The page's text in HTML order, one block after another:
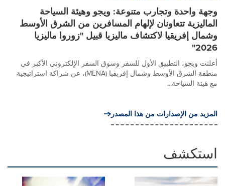
وجهة واحدة وتجارب متنوعة: ويجو وهيئة السياحة
الماليزية تتعاونان لإلهام المسافرين من الشرق الأوسط
وشمال إفريقيا لاكتشاف ماليزيا قبيل "زوروا ماليزيا
2026"
أعلنت ويجو، التطبيق الأول للسفر وسوق السفر الإلكتروني الأكبر في
منطقة الشرق الأوسط وشمال إفريقيا (MENA)، عن شراكة استراتيجية
مع هيئة السياحة...
المزيد من الإصدارات من هذا المصدر
استكشف